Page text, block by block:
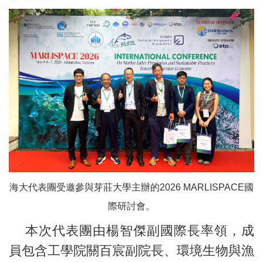
海大代表團受邀參與芽莊大學主辦的2026 MARLISPACE國
際研討會。
本次代表團由楊智傑副國際長率領，成
員包含工學院關百宸副院長、環境生物與漁